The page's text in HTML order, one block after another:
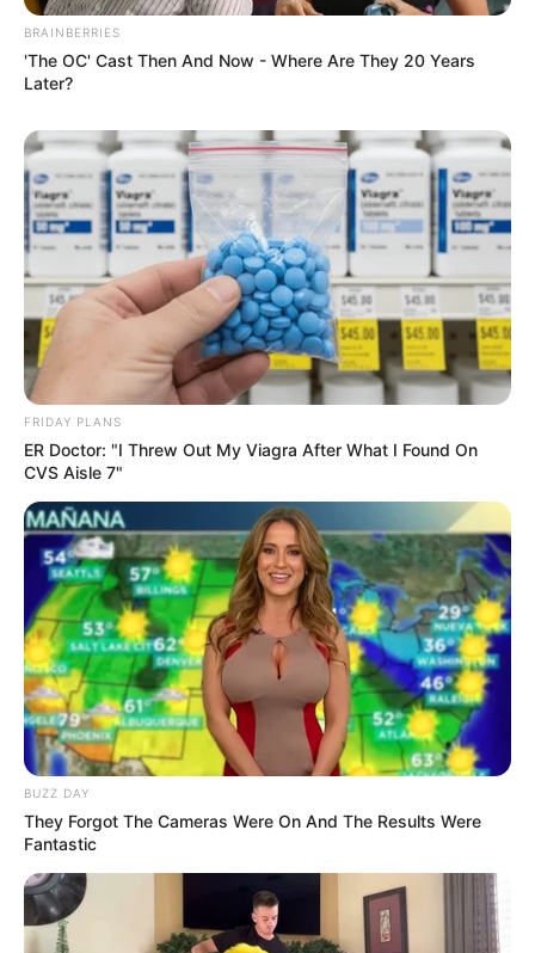
BRAINBERRIES
'The OC' Cast Then And Now - Where Are They 20 Years
Later?
FRIDAY PLANS
ER Doctor: "I Threw Out My Viagra After What I Found On
CVS Aisle 7"
BUZZ DAY
They Forgot The Cameras Were On And The Results Were
Fantastic